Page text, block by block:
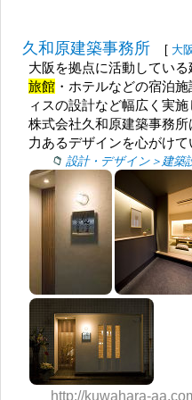
久和原建築事務所 [ 大
大阪を拠点に活動している
旅館 ・ホテルなどの宿泊
ィスの設計など幅広く実
株式会社久和原建築事務
力あるデザインを心がけて
設計・デザイン＞建築
http://kuwahara-